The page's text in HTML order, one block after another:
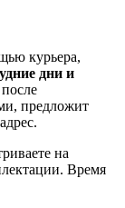
курьера,
дни и
предложит
на
Время